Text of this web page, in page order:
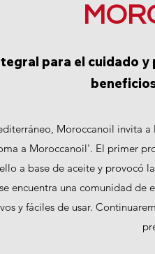
para el cuidado y
Moroccanoil invita
a Moroccanoil'. El primer
a base de aceite y provocó
encuentra una comunidad
y fáciles de usar.